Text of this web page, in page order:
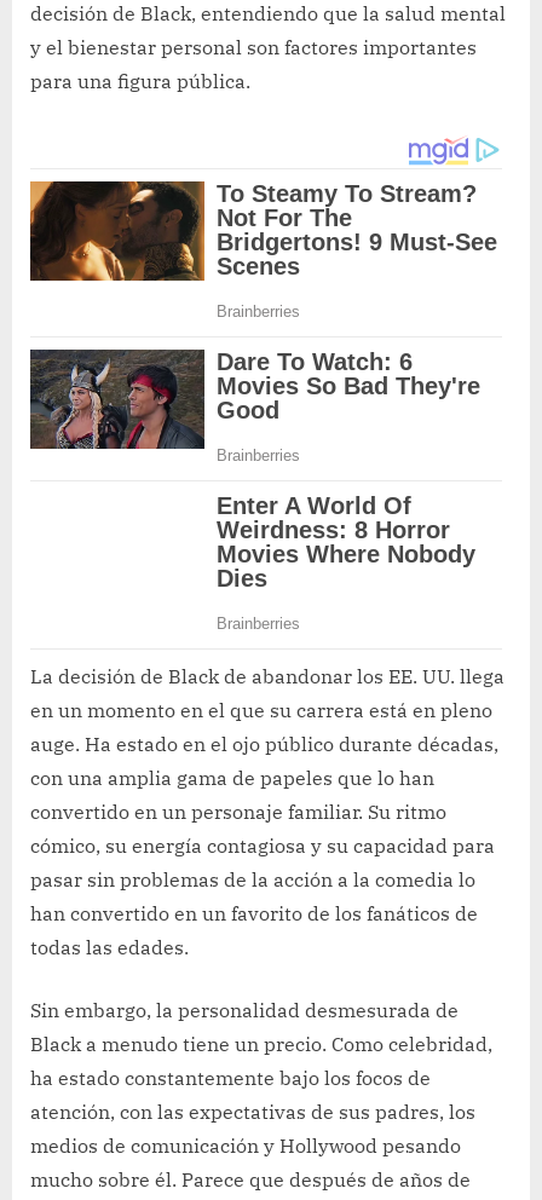
decisión de Black, entendiendo que la salud mental
y el bienestar personal son factores importantes
para una figura pública.
La decisión de Black de abandonar los EE. UU. llega
en un momento en el que su carrera está en pleno
auge. Ha estado en el ojo público durante décadas,
con una amplia gama de papeles que lo han
convertido en un personaje familiar. Su ritmo
cómico, su energía contagiosa y su capacidad para
pasar sin problemas de la acción a la comedia lo
han convertido en un favorito de los fanáticos de
todas las edades.
Sin embargo, la personalidad desmesurada de
Black a menudo tiene un precio. Como celebridad,
ha estado constantemente bajo los focos de
atención, con las expectativas de sus padres, los
medios de comunicación y Hollywood pesando
mucho sobre él. Parece que después de años de